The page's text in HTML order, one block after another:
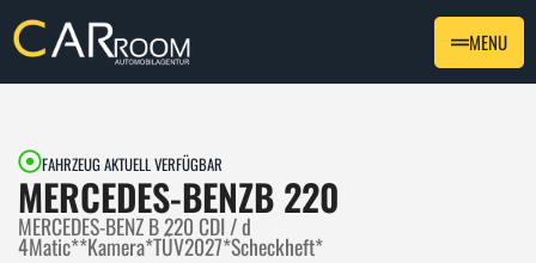
MENU
MERCEDES-BENZB 220
MERCEDES-BENZ B 220 CDI / d
4Matic**Kamera*TÜV2027*Scheckheft*
FAHRZEUG AKTUELL VERFÜGBAR